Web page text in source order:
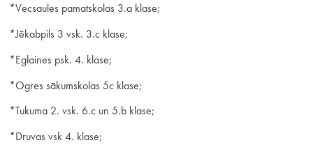
*Vecsaules pamatskolas 3.a klase;
*Jēkabpils 3 vsk. 3.c klase;
*Eglaines psk. 4. klase;
*Ogres sākumskolas 5c klase;
*Tukuma 2. vsk. 6.c un 5.b klase;
*Druvas vsk 4. klase;